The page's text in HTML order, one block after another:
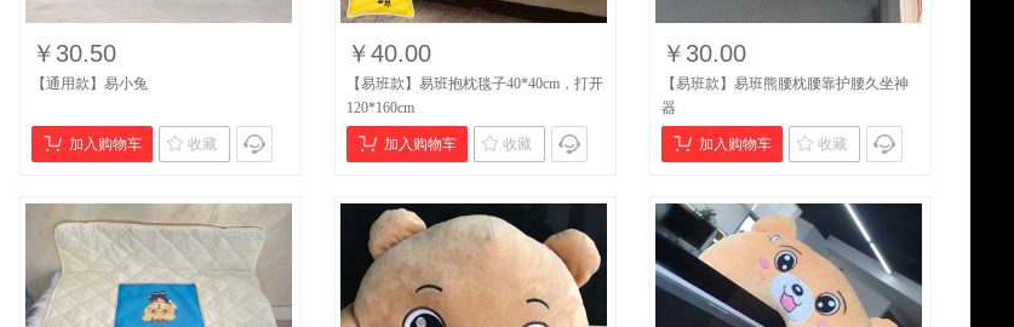
￥30.50
【通用款】易小兔
加入购物车 收藏
￥40.00
【易班款】易班抱枕毯子40*40cm，打开
120*160cm
加入购物车 收藏
￥30.00
【易班款】易班熊腰枕腰靠护腰久坐神
器
加入购物车 收藏